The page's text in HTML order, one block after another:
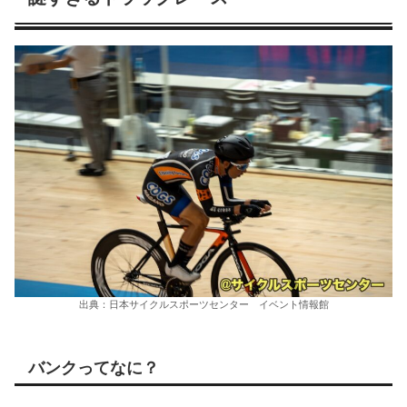
出典：日本サイクルスポーツセンター イベント情報館
バンクってなに？